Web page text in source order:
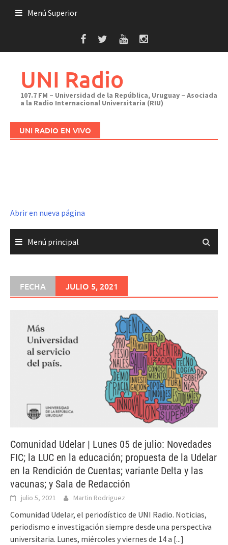
Menú Superior
UNI Radio
107.7 FM – Universidad de la República, Uruguay – Asociada
a la Radio Internacional Universitaria (RIU)
UNI RADIO EN VIVO
Abrir en nueva página
Menú principal
FECHA JULIO 5, 2021
Comunidad Udelar | Lunes 05 de julio: Novedades
FIC; la LUC en la educación; propuesta de la Udelar
en la Rendición de Cuentas; variante Delta y las
vacunas; y Sala de Redacción
julio 5, 2021 Martin Rodriguez
Comunidad Udelar, el periodístico de UNI Radio. Noticias,
periodismo e investigación siempre desde una perspectiva
universitaria. Lunes, miércoles y viernes de 14 a [...]